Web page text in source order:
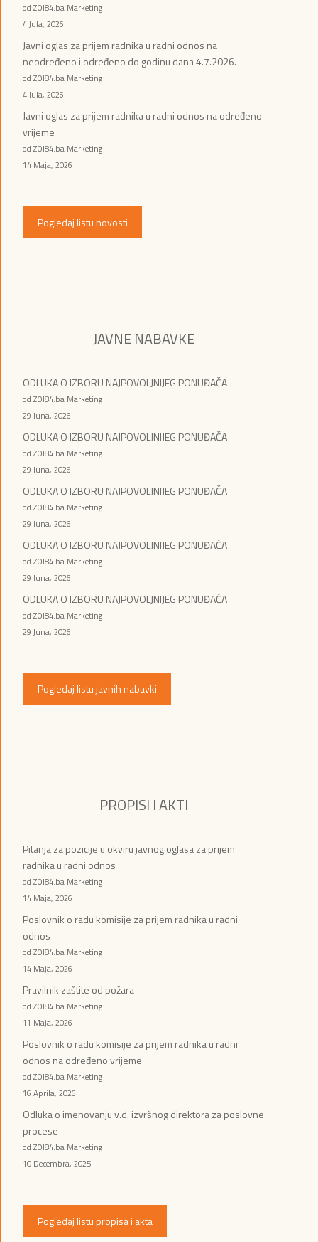
od ZOI84.ba Marketing
4 Jula, 2026
Javni oglas za prijem radnika u radni odnos na
neodređeno i određeno do godinu dana 4.7.2026.
od ZOI84.ba Marketing
4 Jula, 2026
Javni oglas za prijem radnika u radni odnos na određeno
vrijeme
od ZOI84.ba Marketing
14 Maja, 2026
Pogledaj listu novosti
JAVNE NABAVKE
ODLUKA O IZBORU NAJPOVOLJNIJEG PONUĐAČA
od ZOI84.ba Marketing
29 Juna, 2026
ODLUKA O IZBORU NAJPOVOLJNIJEG PONUĐAČA
od ZOI84.ba Marketing
29 Juna, 2026
ODLUKA O IZBORU NAJPOVOLJNIJEG PONUĐAČA
od ZOI84.ba Marketing
29 Juna, 2026
ODLUKA O IZBORU NAJPOVOLJNIJEG PONUĐAČA
od ZOI84.ba Marketing
29 Juna, 2026
ODLUKA O IZBORU NAJPOVOLJNIJEG PONUĐAČA
od ZOI84.ba Marketing
29 Juna, 2026
Pogledaj listu javnih nabavki
PROPISI I AKTI
Pitanja za pozicije u okviru javnog oglasa za prijem
radnika u radni odnos
od ZOI84.ba Marketing
14 Maja, 2026
Poslovnik o radu komisije za prijem radnika u radni
odnos
od ZOI84.ba Marketing
14 Maja, 2026
Pravilnik zaštite od požara
od ZOI84.ba Marketing
11 Maja, 2026
Poslovnik o radu komisije za prijem radnika u radni
odnos na određeno vrijeme
od ZOI84.ba Marketing
16 Aprila, 2026
Odluka o imenovanju v.d. izvršnog direktora za poslovne
procese
od ZOI84.ba Marketing
10 Decembra, 2025
Pogledaj listu propisa i akta